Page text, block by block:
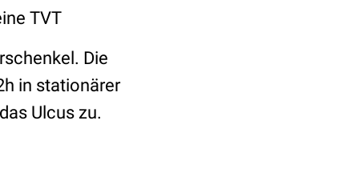
TVT
Die
in stationärer
Ulcus zu.